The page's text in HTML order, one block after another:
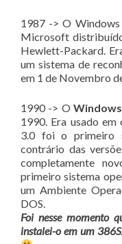
1987 -> O
Microsoft
Hewlett-Packard.
um sistema de
em 1 de Novembro
1990 -> O
1990. Era usado
3.0 foi o primeiro
contrário das
completamente
primeiro sistema
um Ambiente
DOS.
Foi nesse momento
instalei-o em um